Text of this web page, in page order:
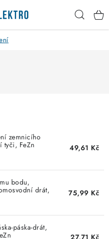
zemnicího
tyči, FeZn
49,61 Kč
bodu,
drát,
75,99 Kč
páska-drát,
27,71 Kč